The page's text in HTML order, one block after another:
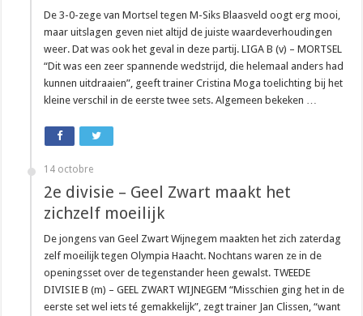
De 3-0-zege van Mortsel tegen M-Siks Blaasveld oogt erg mooi,
maar uitslagen geven niet altijd de juiste waardeverhoudingen
weer. Dat was ook het geval in deze partij. LIGA B (v) – MORTSEL
“Dit was een zeer spannende wedstrijd, die helemaal anders had
kunnen uitdraaien”, geeft trainer Cristina Moga toelichting bij het
kleine verschil in de eerste twee sets. Algemeen bekeken …
14 octobre
2e divisie – Geel Zwart maakt het
zichzelf moeilijk
De jongens van Geel Zwart Wijnegem maakten het zich zaterdag
zelf moeilijk tegen Olympia Haacht. Nochtans waren ze in de
openingsset over de tegenstander heen gewalst. TWEEDE
DIVISIE B (m) – GEEL ZWART WIJNEGEM “Misschien ging het in de
eerste set wel iets té gemakkelijk”, zegt trainer Jan Clissen, “want